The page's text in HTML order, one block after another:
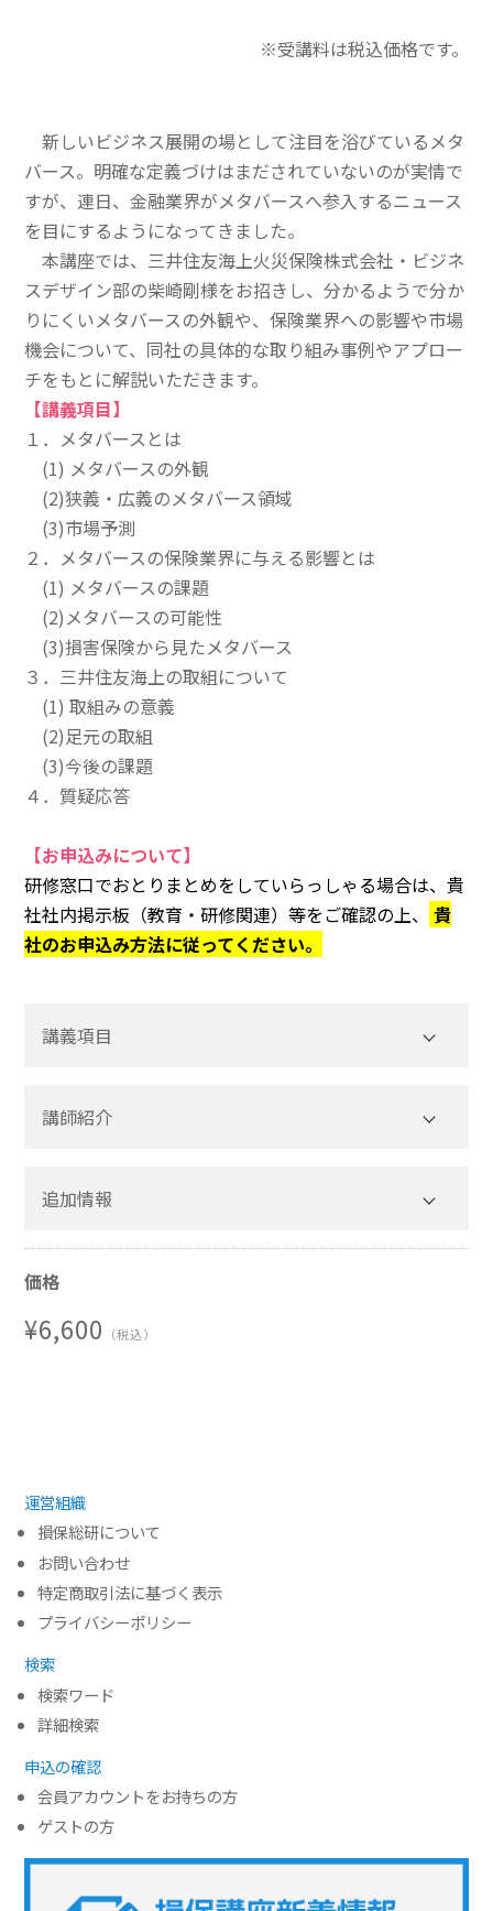
機関誌「損保総研レポート」
損害保険研究
※受講料は税込価格です。
新しいビジネス展開の場として注目を浴びているメタ
バース。明確な定義づけはまだされていないのが実情で
すが、連日、金融業界がメタバースへ参入するニュース
を目にするようになってきました。
本講座では、三井住友海上火災保険株式会社・ビジネ
スデザイン部の柴崎剛様をお招きし、分かるようで分か
りにくいメタバースの外観や、保険業界への影響や市場
機会について、同社の具体的な取り組み事例やアプロー
チをもとに解説いただきます。
【講義項目】
１．メタバースとは
(1) メタバースの外観
(2)狭義・広義のメタバース領域
(3)市場予測
２ ． メタバースの保険業界に与える影響とは
(1) メタバースの課題
(2)メタバースの可能性
(3)損害保険から見たメタバース
３ ． 三井住友海上の取組について
(1) 取組みの意義
(2)足元の取組
(3)今後の課題
４ ．質疑応答
【お申込みについて】
研修窓口でおとりまとめをしていらっしゃる場合は、貴
社社内掲示板（教育・研修関連）等をご確認の上、 貴
社のお申込み方法に従ってください。
講義項目
(3)市場予測
(2)メタバースの可能性
(3)損害保険から見たメタバース
３． 三井住友海上の取組について
講師紹介
三井住友海上火災保険株式会社
課長代理 柴崎 剛 氏
2011年4月 三井住友海上火災保険株式会社入社
2019年10月 大手自動車会社出向
2022年4月 三井住友海上火災保険株式会社 ビジ
ネスデザイン部 ソリューション開発チーム
追加情報
価格
¥6,600 （税込）
運営組織
損保総研について
お問い合わせ
特定商取引法に基づく表示
プライバシーポリシー
検索
検索ワード
詳細検索
申込の確認
会員アカウントをお持ちの方
ゲストの方